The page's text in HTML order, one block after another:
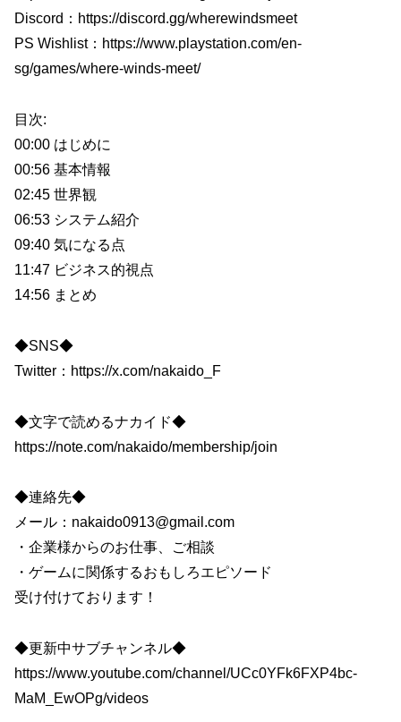
Discord：https://discord.gg/wherewindsmeet
PS Wishlist：https://www.playstation.com/en-
sg/games/where-winds-meet/
目次:
00:00 はじめに
00:56 基本情報
02:45 世界観
06:53 システム紹介
09:40 気になる点
11:47 ビジネス的視点
14:56 まとめ
◆SNS◆
Twitter：https://x.com/nakaido_F
◆文字で読めるナカイド◆
https://note.com/nakaido/membership/join
◆連絡先◆
メール：nakaido0913@gmail.com
・企業様からのお仕事、ご相談
・ゲームに関係するおもしろエピソード
受け付けております！
◆更新中サブチャンネル◆
https://www.youtube.com/channel/UCc0YFk6FXP4bc-
MaM_EwOPg/videos